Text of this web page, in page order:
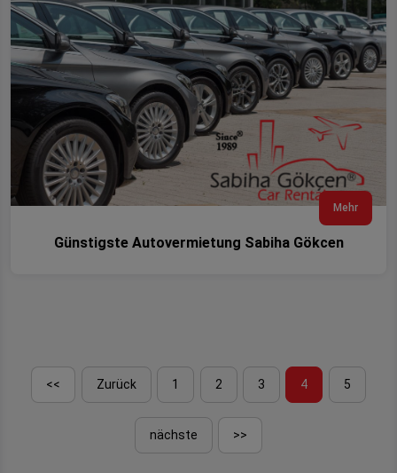
Mehr
Günstigste Autovermietung Sabiha Gökcen
<< Zurück 1 2 3 4 5
nächste >>